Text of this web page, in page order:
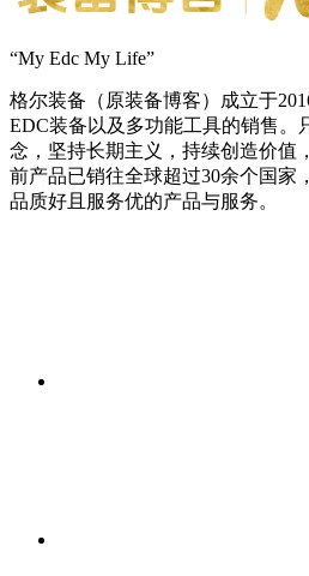
“My Edc My Life”
格尔装备（原装备博客）成立于
EDC装备以及多功能工具的销售。
念，坚持长期主义，持续创造价值
前产品已销往全球超过30余个国家
品质好且服务优的产品与服务。